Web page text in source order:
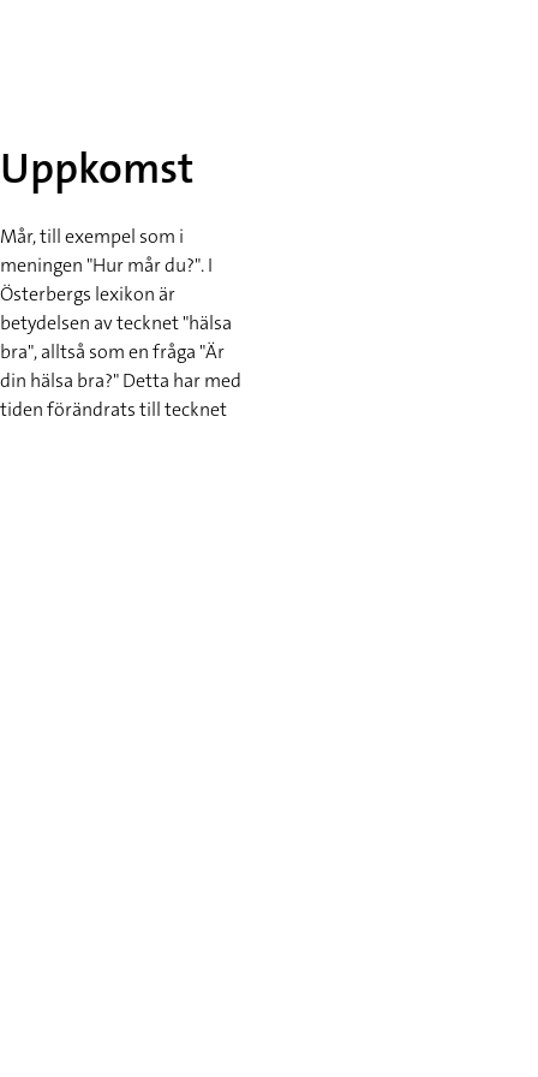
Uppkomst
Mår, till exempel som i
meningen "Hur mår du?". I
Österbergs lexikon är
betydelsen av tecknet "hälsa
bra", alltså som en fråga "Är
din hälsa bra?" Detta har med
tiden förändrats till tecknet